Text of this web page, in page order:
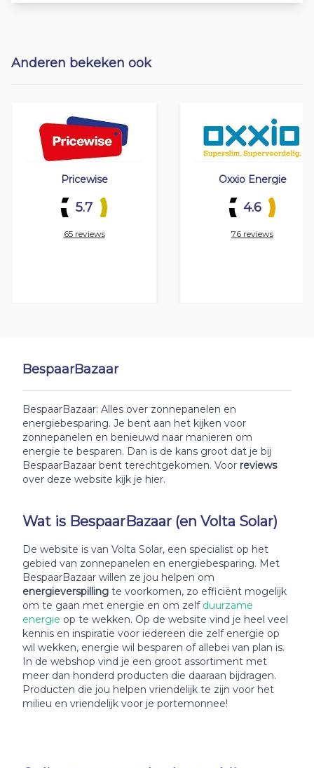
BespaarBazaar
BespaarBazaar: Alles over zonnepanelen en
energiebesparing. Je bent aan het kijken voor
zonnepanelen en benieuwd naar manieren om
energie te besparen. Dan is de kans groot dat je bij
BespaarBazaar bent terechtgekomen. Voor reviews
over deze website kijk je hier.
Wat is BespaarBazaar (en Volta Solar)
De website is van Volta Solar, een specialist op het
gebied van zonnepanelen en energiebesparing. Met
BespaarBazaar willen ze jou helpen om
energieverspilling te voorkomen, zo efficiënt mogelijk
om te gaan met energie en om zelf duurzame
energie op te wekken. Op de website vind je heel veel
kennis en inspiratie voor iedereen die zelf energie op
wil wekken, energie wil besparen of allebei van plan is.
In de webshop vind je een groot assortiment met
meer dan honderd producten die daaraan bijdragen.
Producten die jou helpen vriendelijk te zijn voor het
milieu en vriendelijk voor je portemonnee!
Anderen bekeken ook
Pricewise
5.7
65 reviews
Oxxio Energie
4.6
76 reviews